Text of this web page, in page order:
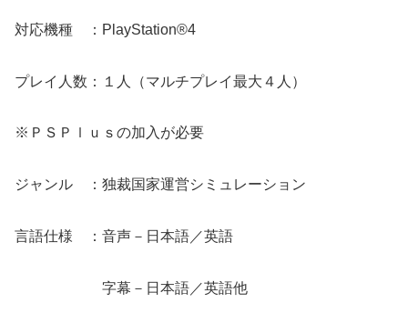
対応機種 ：PlayStation®4
プレイ人数：１人（マルチプレイ最大４人）
※ＰＳＰｌｕｓの加入が必要
ジャンル ：独裁国家運営シミュレーション
言語仕様 ：音声－日本語／英語
字幕－日本語／英語他